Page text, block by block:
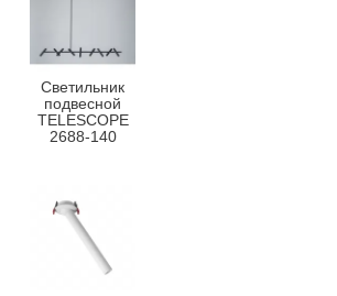
Светильник
подвесной
TELESCOPE
2688-140